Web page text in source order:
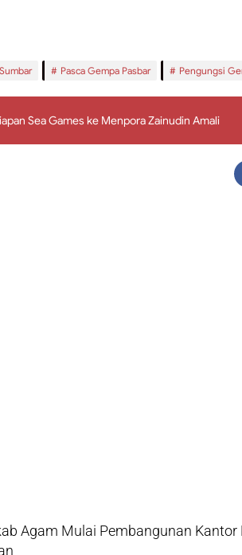
Pasca Gempa Pasbar Pengungsi
Sea Games ke Menpora Zainudin Amali
Agam Mulai Pembangunan Kantor